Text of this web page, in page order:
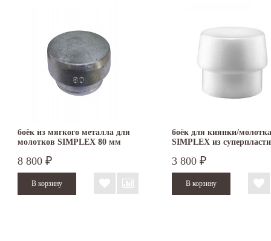
боёк из мягкого металла для
молотков SIMPLEX 80 мм
8 800 ₽
боёк для киянки/молотка
SIMPLEX из
3 800 ₽